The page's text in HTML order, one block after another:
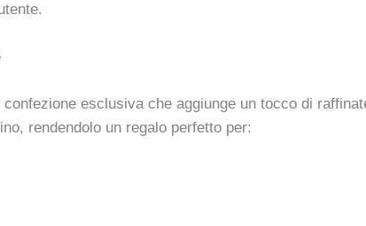
esclusiva che aggiunge un tocco di
rendendolo un regalo perfetto per: